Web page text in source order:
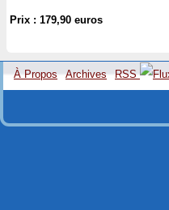
Prix : 179,90 euros
À Propos Archives RSS